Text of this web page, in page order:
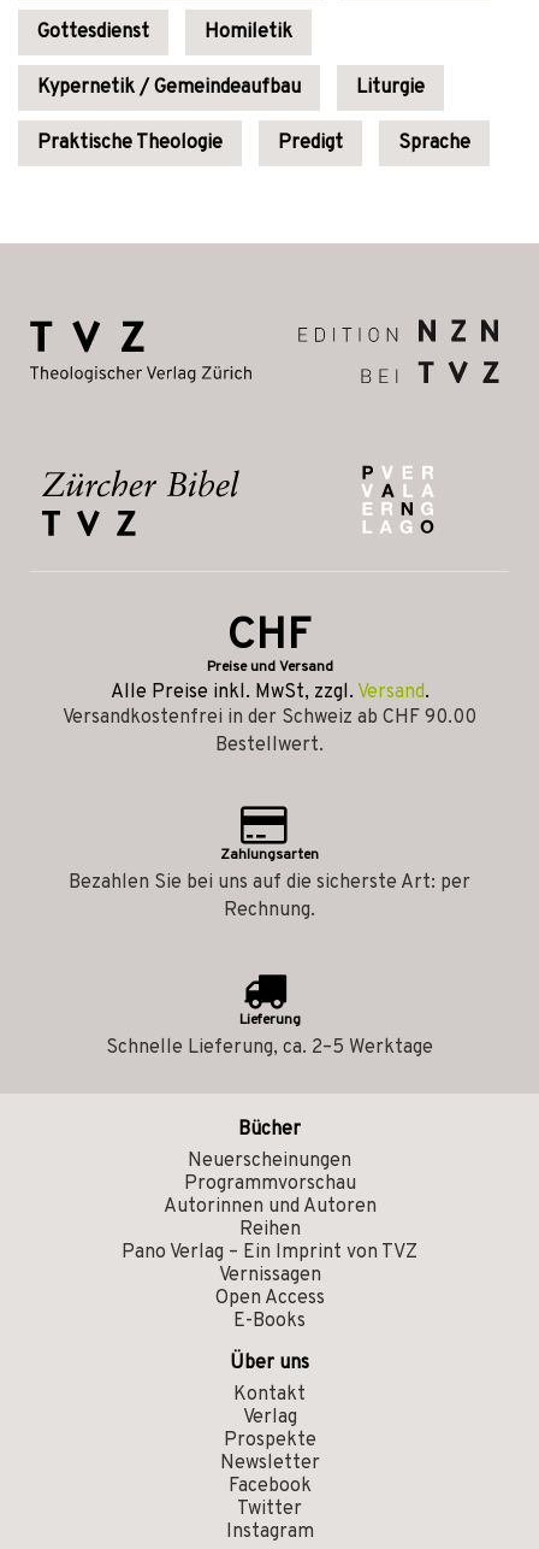
Gottesdienst Homiletik
Kypernetik / Gemeindeaufbau Liturgie
Praktische Theologie Predigt Sprache
CHF
Preise und Versand
Alle Preise inkl. MwSt, zzgl. Versand.
Versandkostenfrei in der Schweiz ab CHF 90.00
Bestellwert.
Zahlungsarten
Bezahlen Sie bei uns auf die sicherste Art: per
Rechnung.
Lieferung
Schnelle Lieferung, ca. 2–5 Werktage
Bücher
Neuerscheinungen
Programmvorschau
Autorinnen und Autoren
Reihen
Pano Verlag – Ein Imprint von TVZ
Vernissagen
Open Access
E-Books
Über uns
Kontakt
Verlag
Prospekte
Newsletter
Facebook
Twitter
Instagram